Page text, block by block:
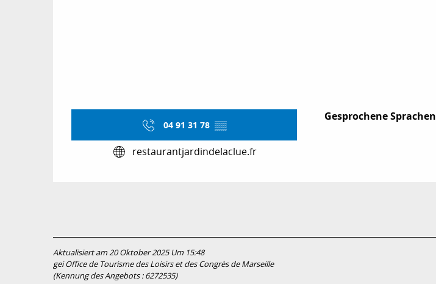
04 91 31 78 ▒▒
restaurantjardindelaclue.fr
Gesprochene Sprachen
Gesprochene Sprachen
Aktualisiert am 20 Oktober 2025 Um 15:48
gei Office de Tourisme des Loisirs et des Congrès de Marseille
(Kennung des Angebots :6272535)